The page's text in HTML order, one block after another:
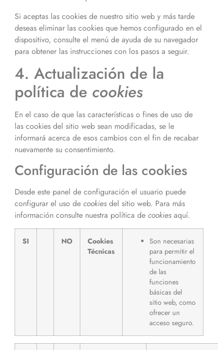
Si aceptas las cookies de nuestro sitio web y más tarde
deseas eliminar las cookies que hemos configurado en el
dispositivo, consulte el menú de ayuda de su navegador
para obtener las instrucciones con los pasos a seguir.
4. Actualización de la
política de cookies
En el caso de que las características o fines de uso de
las cookies del sitio web sean modificadas, se le
informará acerca de esos cambios con el fin de recabar
nuevamente su consentimiento.
Configuración de las cookies
Desde este panel de configuración el usuario puede
configurar el uso de cookies del sitio web. Para más
información consulte nuestra política de cookies aquí.
SI NO
Cookies
Técnicas
Son necesarias
para permitir el
funcionamiento
de las
funciones
básicas del
sitio web, como
ofrecer un
acceso seguro.